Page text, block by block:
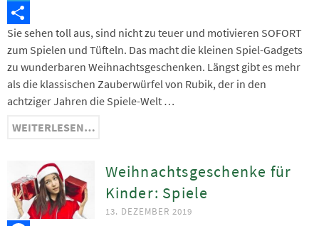
Telegram
Teilen
Sie sehen toll aus, sind nicht zu teuer und motivieren SOFORT
zum Spielen und Tüfteln. Das macht die kleinen Spiel-Gadgets
zu wunderbaren Weihnachtsgeschenken. Längst gibt es mehr
als die klassischen Zauberwürfel von Rubik, der in den
achtziger Jahren die Spiele-Welt …
WEITERLESEN…
Weihnachtsgeschenke für
Kinder: Spiele
13. DEZEMBER 2019